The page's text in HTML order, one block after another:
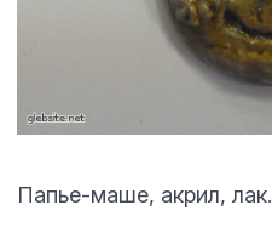
Папье-маше, акрил, лак.